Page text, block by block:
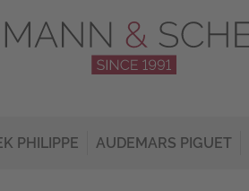
PHILIPPE AUDEMARS PIGUET